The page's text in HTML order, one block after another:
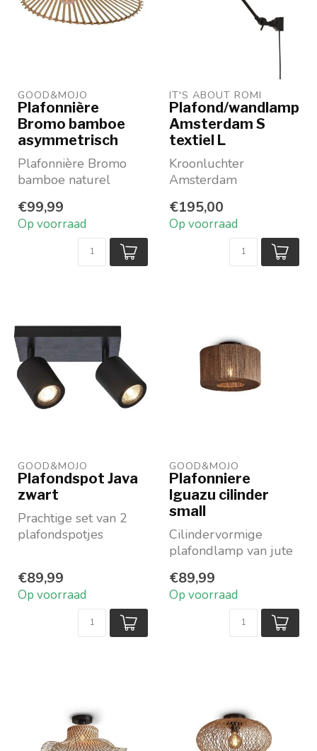
GOOD&MOJO
Plafonnière
Bromo bamboe
asymmetrisch
Plafonnière Bromo
bamboe naturel
lampenkap in naturel
bamboe
€99,99
Op voorraad
IT'S ABOUT ROMI
Plafond/wandlamp
Amsterdam S
textiel L
Kroonluchter
Amsterdam
Maat lampenkap:
Large (ø 32 x h 20
€195,00
Op voorraad
GOOD&MOJO
Plafondspot Java
zwart
Prachtige set van 2
plafondspotjes
geverfd
Richtba...
€89,99
Op voorraad
GOOD&MOJO
Plafonniere
Iguazu cilinder
small
Cilindervormige
plafondlamp van jute
cm
Verkrijgbaar in ...
€89,99
Op voorraad